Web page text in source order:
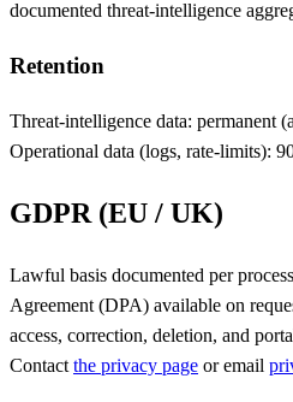
documented threat-intelligence
Retention
Threat-intelligence data: permanent
Operational data (logs, rate-limits):
GDPR (EU / UK)
Lawful basis documented per
Agreement (DPA) available on
access, correction, deletion, and
Contact the privacy page or email